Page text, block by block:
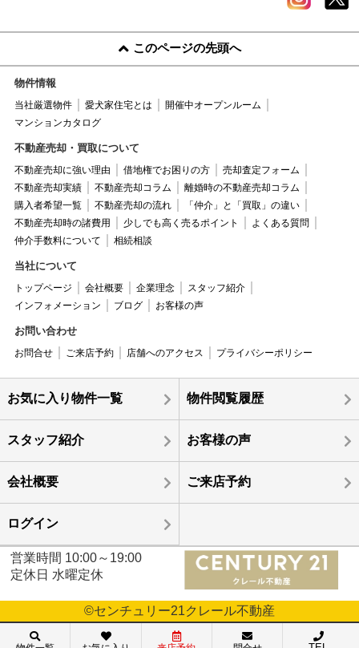
このページの先頭へ
物件情報
当社厳選物件 愛犬家住宅とは
開催中オープンルーム
マンションカタログ
不動産売却・買取について
不動産売却に強い理由 借地権でお困りの方
売却査定フォーム
不動産売却実績
不動産売却コラム
離婚時の不動産売却コラム
購入者希望一覧
不動産売却の流れ
「仲介」と「買取」の違い
不動産売却時の諸費用
少しでも高く売るポイント
よくある質問
仲介手数料について
相続相談
当社について
トップページ 会社概要 企業理念
スタッフ紹介
インフォメーション
ブログ お客様の声
お問い合わせ
お問合せ ご来店予約 店舗へのアクセス プライバシーポリシー
お気に入り物件一覧 物件閲覧履歴
スタッフ紹介 お客様の声
会社概要 ご来店予約
ログイン
営業時間 10:00～19:00
定休日 水曜定休
©センチュリー21クレール不動産